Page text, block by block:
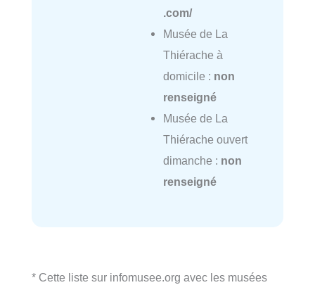
.com/
Musée de La
Thiérache à
domicile : non
renseigné
Musée de La
Thiérache ouvert
dimanche : non
renseigné
* Cette liste sur infomusee.org avec les musées